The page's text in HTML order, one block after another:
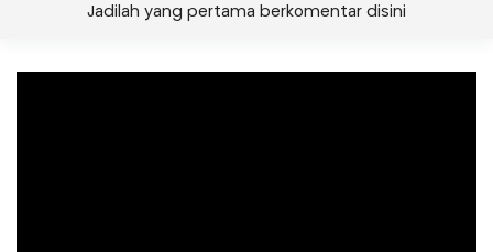
Jadilah yang pertama berkomentar disini